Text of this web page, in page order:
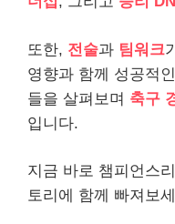
또한, 전술과 팀워크
영향과 함께 성공적
들을 살펴보며 축구
입니다.
지금 바로 챔피언스
토리에 함께 빠져보